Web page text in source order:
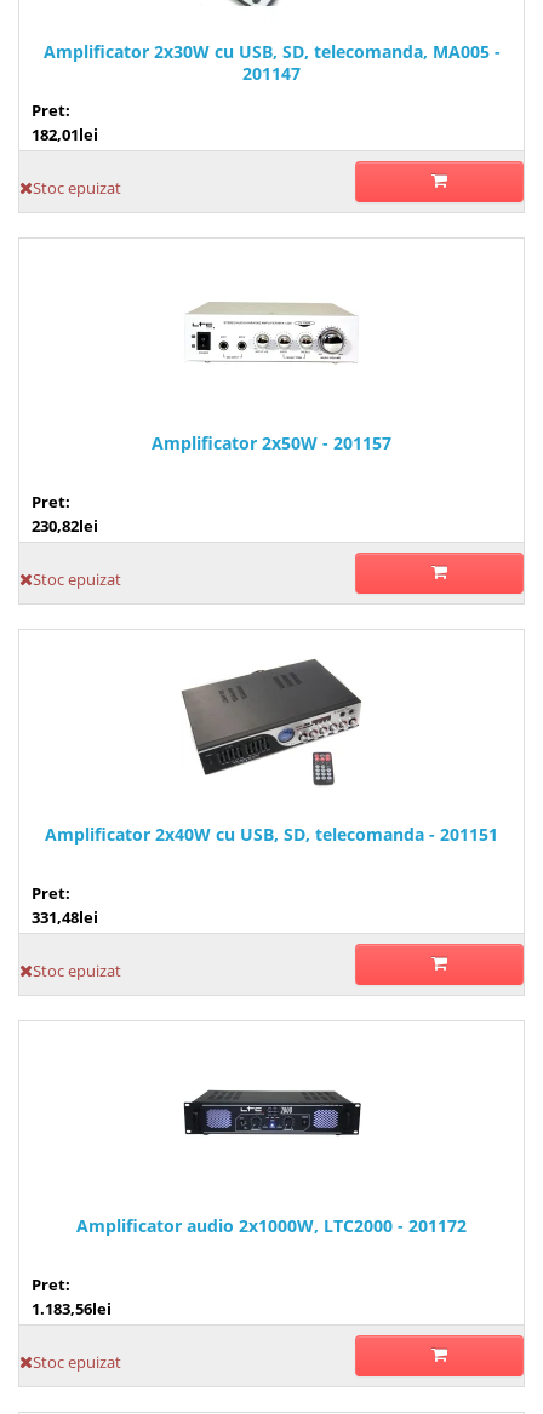
Amplificator 2x30W cu USB, SD, telecomanda, MA005 -
201147
Pret:
182,01lei
Stoc epuizat
Amplificator 2x50W - 201157
Pret:
230,82lei
Stoc epuizat
Amplificator 2x40W cu USB, SD, telecomanda - 201151
Pret:
331,48lei
Stoc epuizat
Amplificator audio 2x1000W, LTC2000 - 201172
Pret:
1.183,56lei
Stoc epuizat